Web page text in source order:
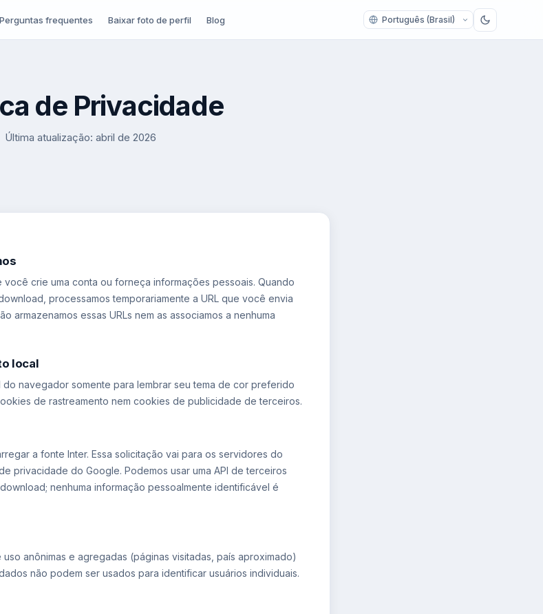
Perguntas frequentes Baixar foto de perfil Blog
de Privacidade
Última atualização: abril de 2026
crie uma conta ou forneça informações pessoais. Quando
processamos temporariamente a URL que você envia
armazenamos essas URLs nem as associamos a nenhuma
local
do navegador somente para lembrar seu tema de cor preferido
de rastreamento nem cookies de publicidade de terceiros.
a fonte Inter. Essa solicitação vai para os servidores do
privacidade do Google. Podemos usar uma API de terceiros
nenhuma informação pessoalmente identificável é
anônimas e agregadas (páginas visitadas, país aproximado)
não podem ser usados para identificar usuários individuais.